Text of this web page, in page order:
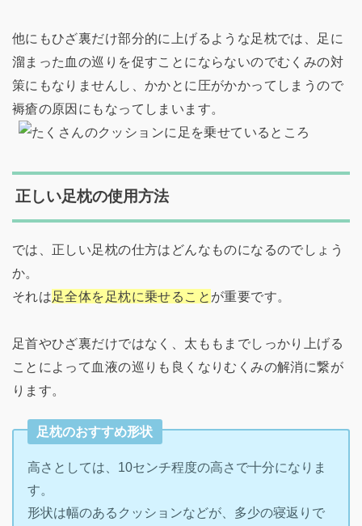
他にもひざ裏だけ部分的に上げるような足枕では、足に
溜まった血の巡りを促すことにならないのでむくみの対
策にもなりませんし、かかとに圧がかかってしまうので
褥瘡の原因にもなってしまいます。
正しい足枕の使用方法
では、正しい足枕の仕方はどんなものになるのでしょう
か。
それは足全体を足枕に乗せること が重要です。
足首やひざ裏だけではなく、太ももまでしっかり上げる
ことによって血液の巡りも良くなりむくみの解消に繋が
ります。
足枕のおすすめ形状
高さとしては、10センチ程度の高さで十分になりま
す。
形状は幅のあるクッションなどが、多少の寝返りで